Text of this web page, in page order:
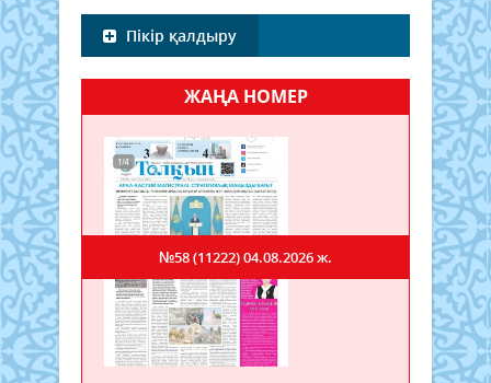
Пікір қалдыру
ЖАҢА НОМЕР
№58 (11222)04.08.2026 ж.